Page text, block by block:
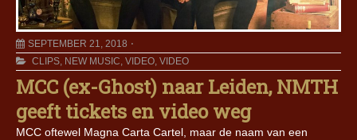
SEPTEMBER 21, 2018
CLIPS, NEW MUSIC, VIDEO, VIDEO
MCC (ex-Ghost) naar Leiden, NMTH
geeft tickets en video weg
MCC oftewel Magna Carta Cartel, maar de naam van een